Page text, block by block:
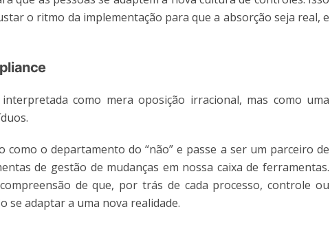
o ritmo da implementação para que a absorção seja real, e
como mera oposição irracional, mas como uma
como o departamento do “não” e passe a ser um parceiro de
de gestão de mudanças em nossa caixa de ferramentas.
de que, por trás de cada processo, controle ou
se adaptar a uma nova realidade.